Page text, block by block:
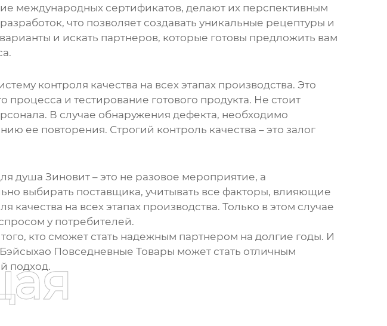
международных сертификатов, делают их перспективным
что позволяет создавать уникальные рецептуры и
и искать партнеров, которые готовы предложить вам
контроля качества на всех этапах производства. Это
процесса и тестирование готового продукта. Не стоит
В случае обнаружения дефекта, необходимо
ее повторения. Строгий контроль качества – это залог
душа Зиновит– это не разовое мероприятие, а
выбирать поставщика, учитывать все факторы, влияющие
качества на всех этапах производства. Только в этом случае
у потребителей.
кто сможет стать надежным партнером на долгие годы. И
Повседневные Товары может стать отличным
подход.